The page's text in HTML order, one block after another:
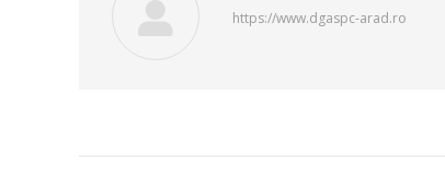
https://www.dgaspc-arad.ro